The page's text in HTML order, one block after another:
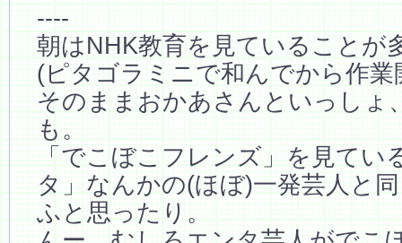
----
朝はNHK教育を見ていることが
(ピタゴラミニで和んでから作業
そのままおかあさんといっしょ
も。
「でこぼこフレンズ」を見てい
タ」なんかの(ほぼ)一発芸人と
ふと思ったり。